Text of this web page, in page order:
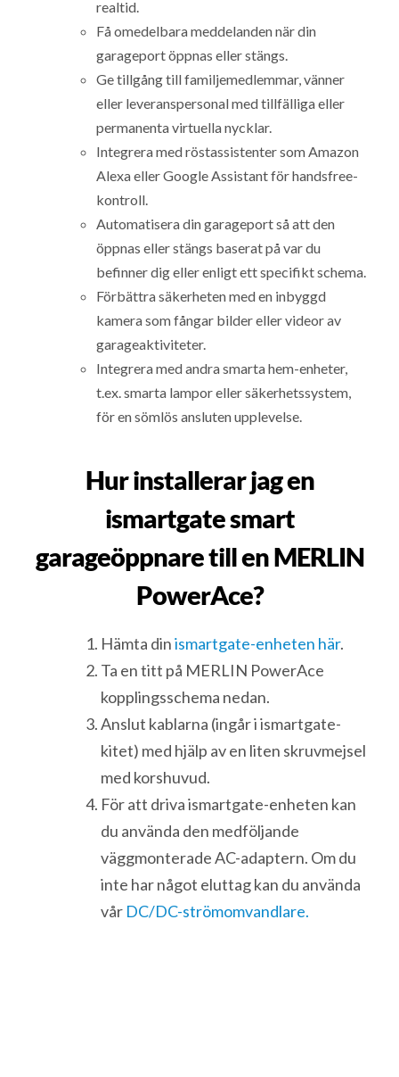
realtid.
Få omedelbara meddelanden när din
garageport öppnas eller stängs.
Ge tillgång till familjemedlemmar, vänner
eller leveranspersonal med tillfälliga eller
permanenta virtuella nycklar.
Integrera med röstassistenter som Amazon
Alexa eller Google Assistant för handsfree-
kontroll.
Automatisera din garageport så att den
öppnas eller stängs baserat på var du
befinner dig eller enligt ett specifikt schema.
Förbättra säkerheten med en inbyggd
kamera som fångar bilder eller videor av
garageaktiviteter.
Integrera med andra smarta hem-enheter,
t.ex. smarta lampor eller säkerhetssystem,
för en sömlös ansluten upplevelse.
Hur installerar jag en
ismartgate smart
garageöppnare till en MERLIN
PowerAce?
Hämta dinismartgate-enheten här.
Ta en titt på MERLIN PowerAce
kopplingsschema nedan.
Anslut kablarna (ingår i ismartgate-
kitet) med hjälp av en liten skruvmejsel
med korshuvud.
För att driva ismartgate-enheten kan
du använda den medföljande
väggmonterade AC-adaptern. Om du
inte har något eluttag kan du använda
vår DC/DC-strömomvandlare.